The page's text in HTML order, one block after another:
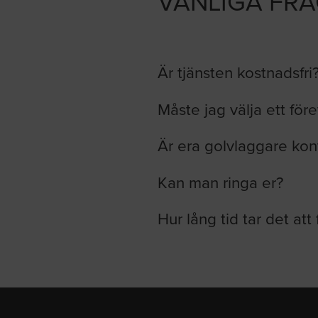
Är tjänsten
Måste jag välja ett
Är era golvlaggare
Kan man ringa er?
Hur lång tid tar det att